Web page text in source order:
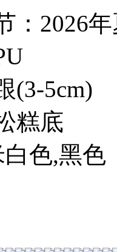
：2026
(3-5cm)
糕底
色,黑色